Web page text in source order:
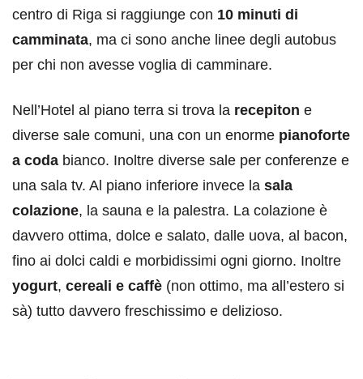
centro di Riga si raggiunge con 10 minuti di
camminata, ma ci sono anche linee degli autobus
per chi non avesse voglia di camminare.
Nell’Hotel al piano terra si trova la recepiton e
diverse sale comuni, una con un enorme pianoforte
a coda bianco. Inoltre diverse sale per conferenze e
una sala tv. Al piano inferiore invece la sala
colazione, la sauna e la palestra. La colazione è
davvero ottima, dolce e salato, dalle uova, al bacon,
fino ai dolci caldi e morbidissimi ogni giorno. Inoltre
yogurt, cereali e caffè (non ottimo, ma all’estero si
sà) tutto davvero freschissimo e delizioso.